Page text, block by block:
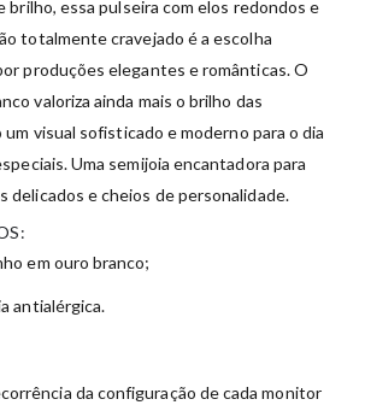
brilho, essa pulseira com elos redondos e
totalmente cravejado é a escolha
produções elegantes e românticas. O
valoriza ainda mais o brilho das
visual sofisticado e moderno para o dia
Uma semijoia encantadora para
delicados e cheios de personalidade.
em ouro branco;
antialérgica.
da configuração de cada monitor